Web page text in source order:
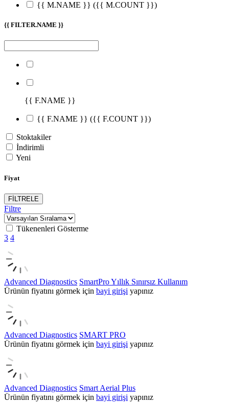
{{ M.NAME }} ({{ M.COUNT }})
{{ FILTER.NAME }}
{{ F.NAME }}
{{ F.NAME }} ({{ F.COUNT }})
Stoktakiler
İndirimli
Yeni
Fiyat
FİLTRELE
Filtre
Tükenenleri Gösterme
3 4
Advanced Diagnostics SmartPro Yıllık Sınırsız Kullanım
Ürünün fiyatını görmek için bayi girişi yapınız
Advanced Diagnostics SMART PRO
Ürünün fiyatını görmek için bayi girişi yapınız
Advanced Diagnostics Smart Aerial Plus
Ürünün fiyatını görmek için bayi girişi yapınız